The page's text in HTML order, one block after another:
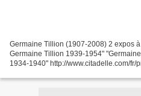
Germaine Tillion (1907-2008) 2 expos
Germaine Tillion 1939-1954"
1934-1940" http://www.citadelle.com/fr/
tillion.html...